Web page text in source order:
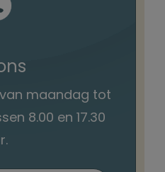
maandag tot
8.00 en 17.30